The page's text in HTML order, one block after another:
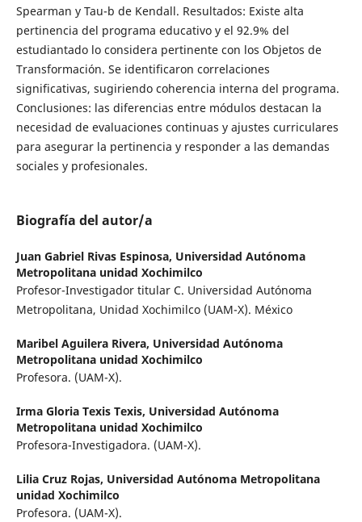
Spearman y Tau-b de Kendall. Resultados: Existe alta
pertinencia del programa educativo y el 92.9% del
estudiantado lo considera pertinente con los Objetos de
Transformación. Se identificaron correlaciones
significativas, sugiriendo coherencia interna del programa.
Conclusiones: las diferencias entre módulos destacan la
necesidad de evaluaciones continuas y ajustes curriculares
para asegurar la pertinencia y responder a las demandas
sociales y profesionales.
Biografía del autor/a
Juan Gabriel Rivas Espinosa, Universidad Autónoma
Metropolitana unidad Xochimilco
Profesor-Investigador titular C. Universidad Autónoma
Metropolitana, Unidad Xochimilco (UAM-X). México
Maribel Aguilera Rivera, Universidad Autónoma
Metropolitana unidad Xochimilco
Profesora. (UAM-X).
Irma Gloria Texis Texis, Universidad Autónoma
Metropolitana unidad Xochimilco
Profesora-Investigadora. (UAM-X).
Lilia Cruz Rojas, Universidad Autónoma Metropolitana
unidad Xochimilco
Profesora. (UAM-X).